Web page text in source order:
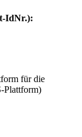
IdNr.):
für die
Plattform)